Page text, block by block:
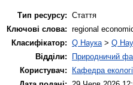
Тип ресурсу: Стаття
Ключові слова: regional
Класифікатор: Q Наука > Q
Відділи:
Природничий
Користувач:
Кафедра